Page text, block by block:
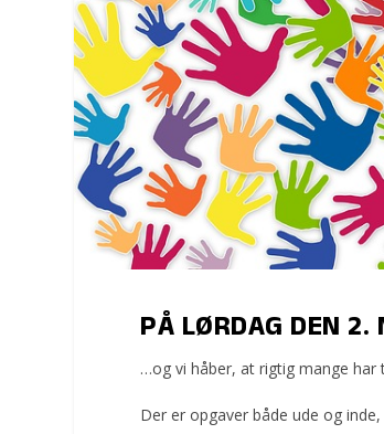
PÅ LØRDAG DEN 2.
…og vi håber, at rigtig mange
Der er opgaver både ude og